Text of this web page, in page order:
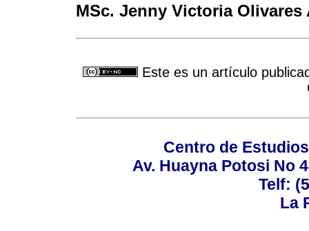
MSc. Jenny Victoria Olivares
Este es un artículo
Centro de
Av. Huayna Potosi No
Telf:
La